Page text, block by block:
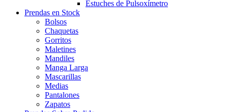
Estuches de Pulsoxímetro
Prendas en Stock
Bolsos
Chaquetas
Gorritos
Maletines
Mandiles
Manga Larga
Mascarillas
Medias
Pantalones
Zapatos